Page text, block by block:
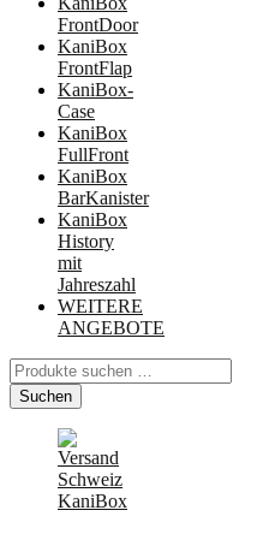
FrontDoor
KaniBox
FrontFlap
KaniBox-
Case
KaniBox
FullFront
KaniBox
BarKanister
KaniBox
History
mit
Jahreszahl
WEITERE
ANGEBOTE
Suchen
nach:
Suchen